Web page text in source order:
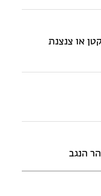
או צנצנת
הנגב